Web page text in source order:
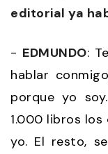
editorial ya
- EDMUNDO:
hablar
porque yo
1.000 libros los
yo. El resto,